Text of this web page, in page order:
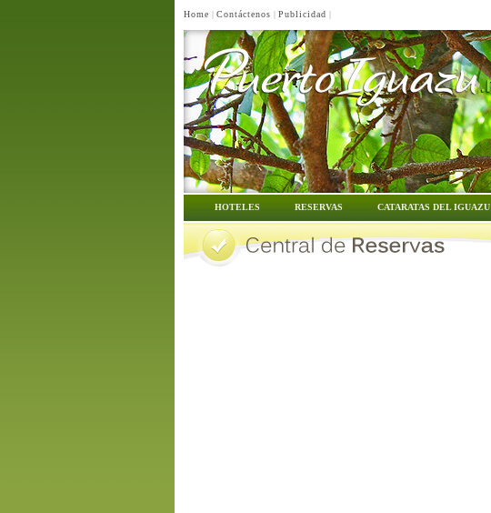
Home | Contáctenos | Publicidad |
HOTELES RESERVAS CATARATAS DEL IGUAZU